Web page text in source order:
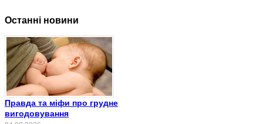
Останні новини
Правда та міфи про грудне
вигодовування